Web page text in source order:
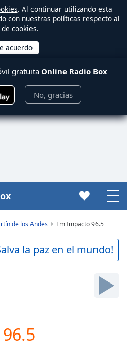
. Al continuar utilizando esta
con nuestras políticas respecto al
de cookies.
gratuita Online Radio Box
No, gracias
de los Andes Fm Impacto 96.5
la paz en el mundo!